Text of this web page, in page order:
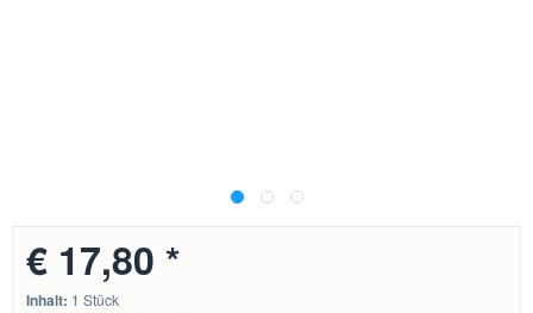
€ 17,80 *
Inhalt: 1 Stück